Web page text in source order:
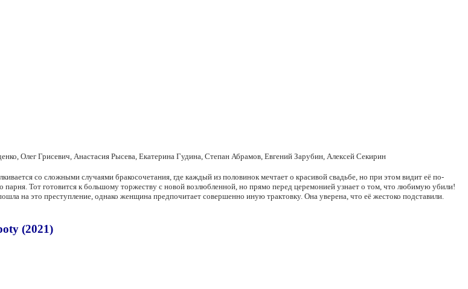
Олег Грисевич, Анастасия Рысева, Екатерина Гудина, Степан Абрамов, Евгений Зарубин, Алексей Секирин
со сложными случаями бракосочетания, где каждый из половинок мечтает о красивой свадьбе, но при этом видит её по-
Тот готовится к большому торжеству с новой возлюбленной, но прямо перед церемонией узнает о том, что любимую убили!
на это преступление, однако женщина предпочитает совершенно иную трактовку. Она уверена, что её жестоко подставили.
(2021)